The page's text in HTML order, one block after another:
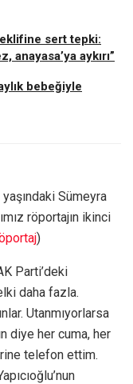
sert tepki:
aykırı”
bebeğiyle
Sümeyra
röportajın ikinci
)
Parti’deki
daha fazla.
Utanmıyorlarsa
diye her cuma, her
telefon ettim.